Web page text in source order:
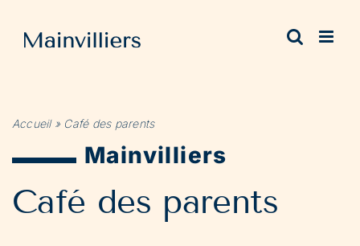
contenu
Accueil» Café des parents
Mainvilliers
Café des parents